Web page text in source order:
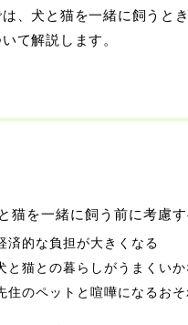
、犬と猫を一緒に飼うと
て解説します。
猫を一緒に飼う前に考慮
済的な負担が大きくなる
と猫との暮らしがうまくい
住のペットと喧嘩になるおそ